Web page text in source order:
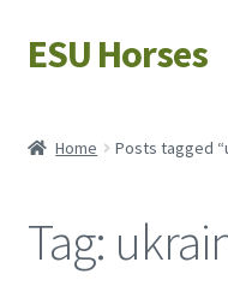
Skip
to
Skip
to
ESU Horses
Save Horses
Home Posts tagged
Tag: